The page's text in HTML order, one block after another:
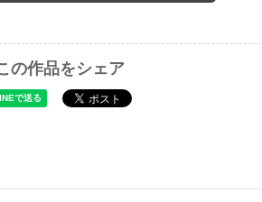
の作品をシェア